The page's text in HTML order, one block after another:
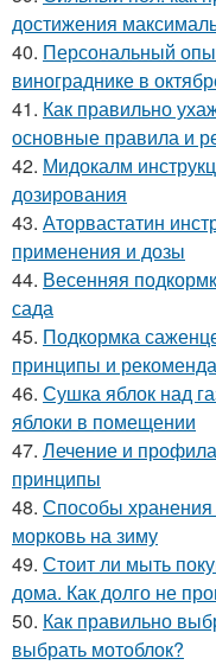
достижения
40. Персональный
винограднике в
41. Как правильно
основные правила и
42. Мидокалм
дозирования
43. Аторвастатин
применения и дозы
44. Весенняя
сада
45. Подкормка
принципы и
46. Сушка яблок над
яблоки в помещении
47. Лечение и
принципы
48. Способы хранения
морковь на зиму
49. Стоит ли мыть
дома. Как долго не
50. Как правильно
выбрать мотоблок?